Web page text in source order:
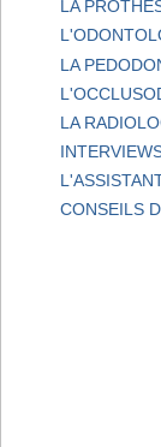
LA
LA
LA
CONSEILS